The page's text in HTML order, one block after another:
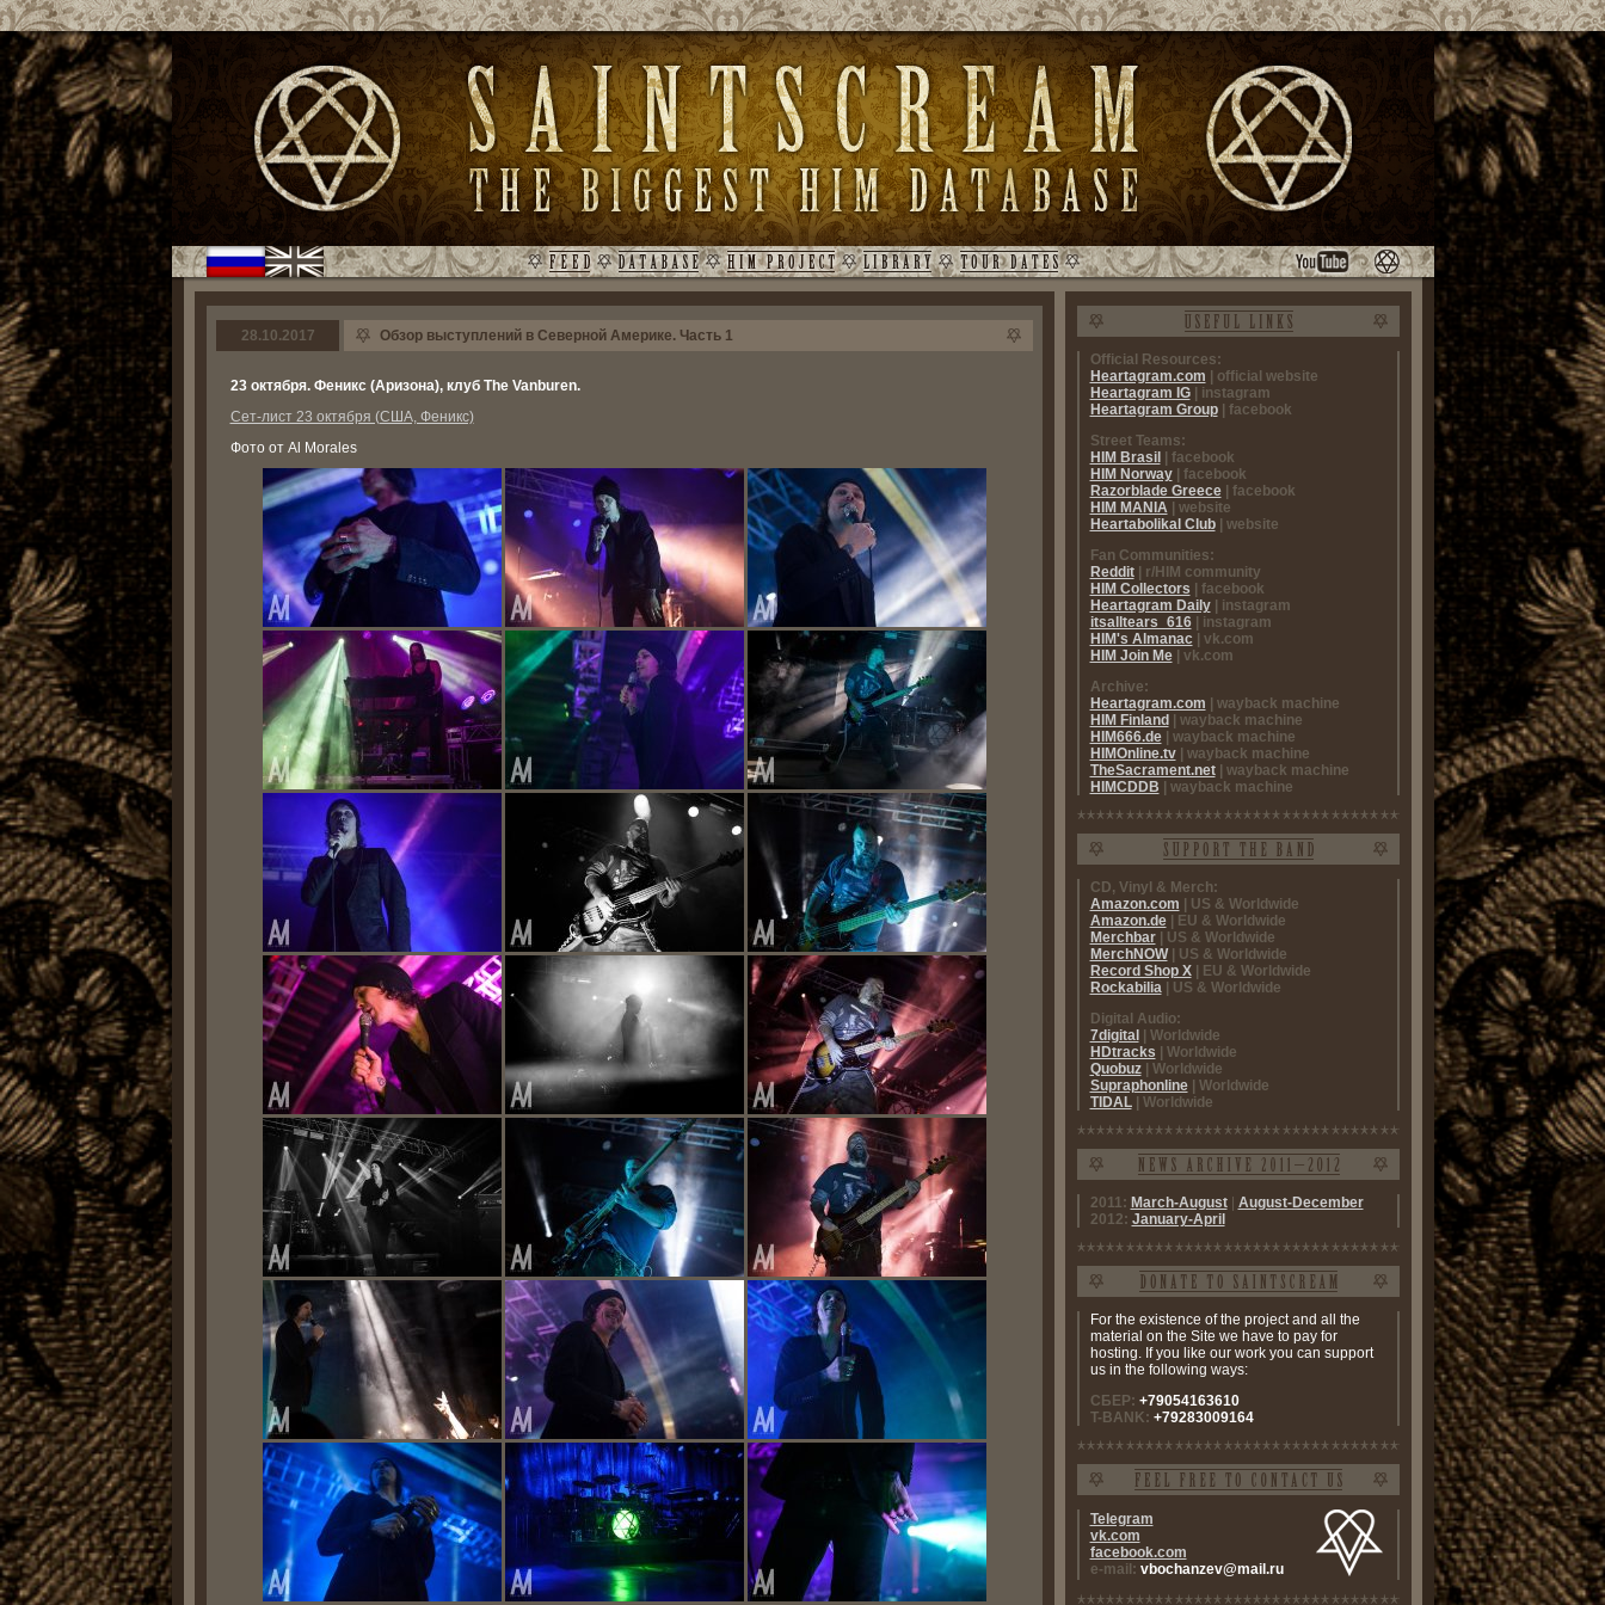
Official Resources:
Heartagram.com
| official website
Heartagram IG
| instagram
Heartagram Group
| facebook
Street Teams:
HIM Brasil
| facebook
HIM Norway
| facebook
Razorblade Greece
| facebook
HIM MANIA
| website
Heartabolikal Club
| website
Fan Communities:
Reddit
| r/HIM community
HIM Collectors
| facebook
Heartagram Daily
| instagram
itsalltears_616
| instagram
HIM's Almanac
| vk.com
HIM Join Me
| vk.com
Archive:
Heartagram.com
| wayback machine
HIM Finland
| wayback machine
HIM666.de
| wayback machine
HIMOnline.tv
| wayback machine
TheSacrament.net
| wayback machine
HIMCDDB
| wayback machine
CD, Vinyl & Merch:
Amazon.com
| US & Worldwide
Amazon.de
| EU & Worldwide
Merchbar
| US & Worldwide
MerchNOW
| US & Worldwide
Record Shop X
| EU & Worldwide
Rockabilia
| US & Worldwide
Digital Audio:
7digital
| Worldwide
HDtracks
| Worldwide
Quobuz
| Worldwide
Supraphonline
| Worldwide
TIDAL
| Worldwide
2011: March-August| August-December
2012: January-April
For the existence of the project and all the
material on the Site we have to pay for
hosting. If you like our work you can support
us in the following ways:
СБЕР: +79054163610
T-BANK: +79283009164
Telegram
vk.com
facebook.com
e-mail: vbochanzev@mail.ru
28.10.2017 Обзор выступлений в Северной Америке. Часть 1
23 октября. Феникс (Аризона), клуб The Vanburen.
Сет-лист 23 октября (США, Феникс)
Фото от Al Morales